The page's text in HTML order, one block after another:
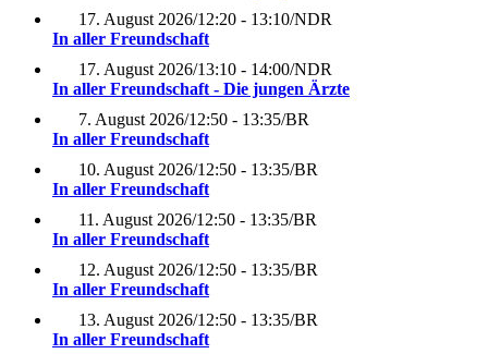
17. August 2026/12:20 - 13:10/NDR
In aller Freundschaft
17. August 2026/13:10 - 14:00/NDR
In aller Freundschaft - Die jungen Ärzte
7. August 2026/12:50 - 13:35/BR
In aller Freundschaft
10. August 2026/12:50 - 13:35/BR
In aller Freundschaft
11. August 2026/12:50 - 13:35/BR
In aller Freundschaft
12. August 2026/12:50 - 13:35/BR
In aller Freundschaft
13. August 2026/12:50 - 13:35/BR
In aller Freundschaft